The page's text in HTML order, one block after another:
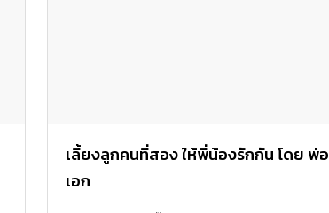
เลี้ยงลูกคนที่สอง ให้พี่น้องรักกัน โดย พ่อ
เอก